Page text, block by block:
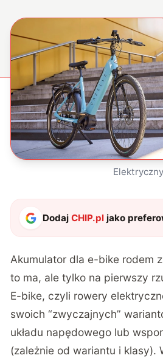
DodajCHIP.pl jako
Akumulator dla e-bike rodem
to ma, ale tylko na pierwszy
E-bike, czyli rowery
swoich “zwyczajnych”
układu napędowego lub
(zależnie od wariantu i klasy).